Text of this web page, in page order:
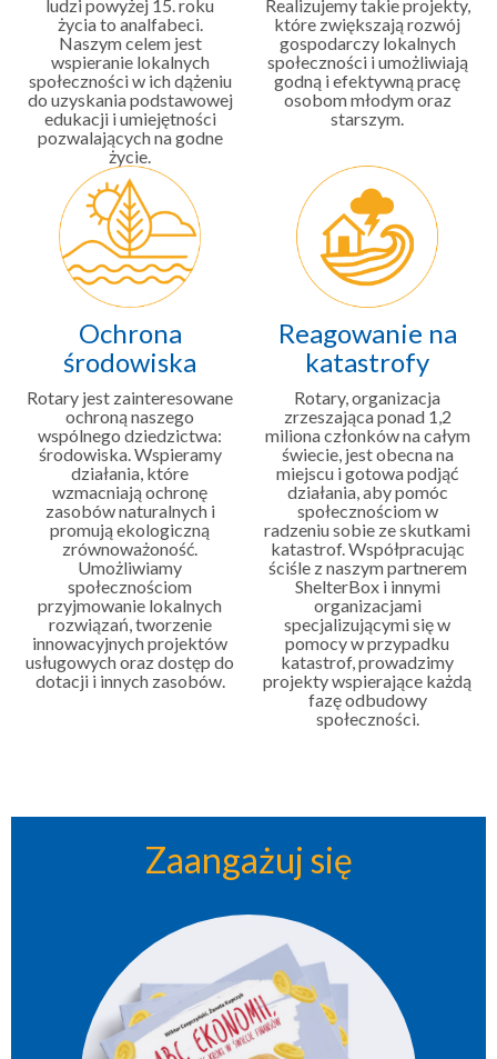
ludzi powyżej 15. roku
życia to analfabeci.
Naszym celem jest
wspieranie lokalnych
społeczności w ich dążeniu
do uzyskania podstawowej
edukacji i umiejętności
pozwalających na godne
życie.
Realizujemy takie projekty,
które zwiększają rozwój
gospodarczy lokalnych
społeczności i umożliwiają
godną i efektywną pracę
osobom młodym oraz
starszym.
Ochrona
środowiska
Rotary jest zainteresowane
ochroną naszego
wspólnego dziedzictwa:
środowiska. Wspieramy
działania, które
wzmacniają ochronę
zasobów naturalnych i
promują ekologiczną
zrównoważoność.
Umożliwiamy
społecznościom
przyjmowanie lokalnych
rozwiązań, tworzenie
innowacyjnych projektów
usługowych oraz dostęp do
dotacji i innych zasobów.
Reagowanie na
katastrofy
Rotary, organizacja
zrzeszająca ponad 1,2
miliona członków na całym
świecie, jest obecna na
miejscu i gotowa podjąć
działania, aby pomóc
społecznościom w
radzeniu sobie ze skutkami
katastrof. Współpracując
ściśle z naszym partnerem
ShelterBox i innymi
organizacjami
specjalizującymi się w
pomocy w przypadku
katastrof, prowadzimy
projekty wspierające każdą
fazę odbudowy
społeczności.
Zaangażuj się